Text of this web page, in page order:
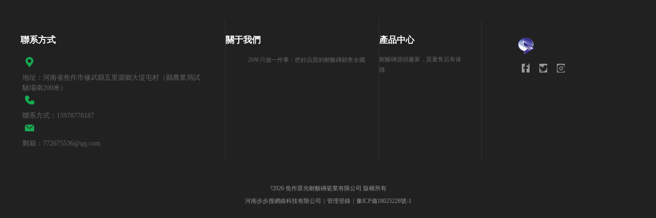
聯系方式
地址：河南省焦作市修武縣五里源鄉大堤屯村（縣農業局試
驗場南200米）
聯系方式：15978778187
郵箱：772675536@qq.com
關于我們
20年只做一件事：把好品質的耐酸磚銷售全國
產品中心
耐酸磚源頭廠家，質量售后有保
障
?2026 焦作眾光耐酸磚瓷業有限公司 版權所有
河南步步搜網絡科技有限公司
管理登錄 豫ICP備18025228號-1